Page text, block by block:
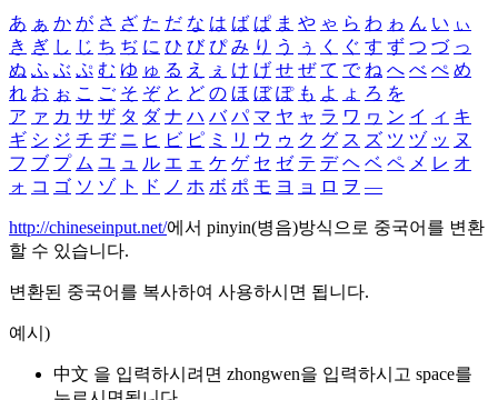
あ ぁ か が さ ざ た だ な は ば ぱ ま や ゃ ら わ ゎ ん い ぃ
き ぎ し じ ち ぢ に ひ び ぴ み り う ぅ く ぐ す ず つ づ っ
ぬ ふ ぶ ぷ む ゆ ゅ る え ぇ け げ せ ぜ て で ね へ べ ぺ め
れ お ぉ こ ご そ ぞ と ど の ほ ぼ ぽ も よ ょ ろ を
ア ァ カ サ ザ タ ダ ナ ハ バ パ マ ヤ ャ ラ ワ ヮ ン イ ィ キ
ギ シ ジ チ ヂ ニ ヒ ビ ピ ミ リ ウ ゥ ク グ ス ズ ツ ヅ ッ ヌ
フ ブ プ ム ユ ュ ル エ ェ ケ ゲ セ ゼ テ デ ヘ ベ ペ メ レ オ
ォ コ ゴ ソ ゾ ト ド ノ ホ ボ ポ モ ヨ ョ ロ ヲ ―
http://chineseinput.net/에서 pinyin(병음)방식으로 중국어를 변환
할 수 있습니다.
변환된 중국어를 복사하여 사용하시면 됩니다.
예시)
中文 을 입력하시려면 zhongwen을 입력하시고 space를